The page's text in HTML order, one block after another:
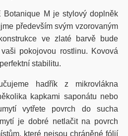
Botanique M je stylový doplněk
především svým vzorovaným
ve zlaté barvě bude
pokojovou rostlinu. Kovová
stabilitu.
hadřík z mikrovlákna
kapkami saponátu nebo
vytřete povrch do sucha
je dobré netlačit na povrch
které nejsou chráněné fólií